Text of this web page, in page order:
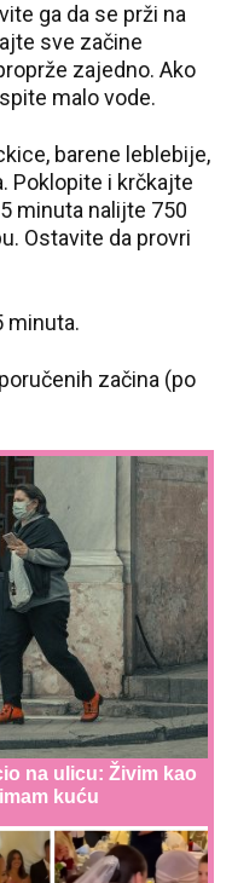
ga da se prži na
sve začine
zajedno. Ako
malo vode.
barene leblebije,
Poklopite i krčkajte
minuta nalijte 750
Ostavite da provri
minuta.
začina (po
na ulicu: Živim kao
kuću